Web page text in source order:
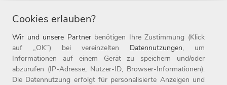
Zielgruppe 50plus. Die Unternehmensgruppe ist derzeit mit elf
Marke WITT WEIDEN, sowie mit 23 Online-Shops aktiv. Seit
Ende 2019 gehört die Marke heine zur Witt-Gruppe.
Die Witt-Gruppe ist mit rund 3.700 Mitarbeitenden nicht nur
Cookies erlauben?
Wir und unsere Partnerbenötigen Ihre Zustimmung (Klick
auf „OK”) bei vereinzelten Datennutzungen, um
Informationen auf einem Gerät zu speichern und/oder
abzurufen (IP-Adresse, Nutzer-ID, Browser-Informationen).
Die Datennutzung erfolgt für personalisierte Anzeigen und